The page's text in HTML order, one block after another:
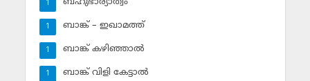
1
ബാങ്ക് – ഇഖാമത്ത്
1
ബാങ്ക് കഴിഞ്ഞാല്‍
1
ബാങ്ക് വിളി കേട്ടാല്‍
1